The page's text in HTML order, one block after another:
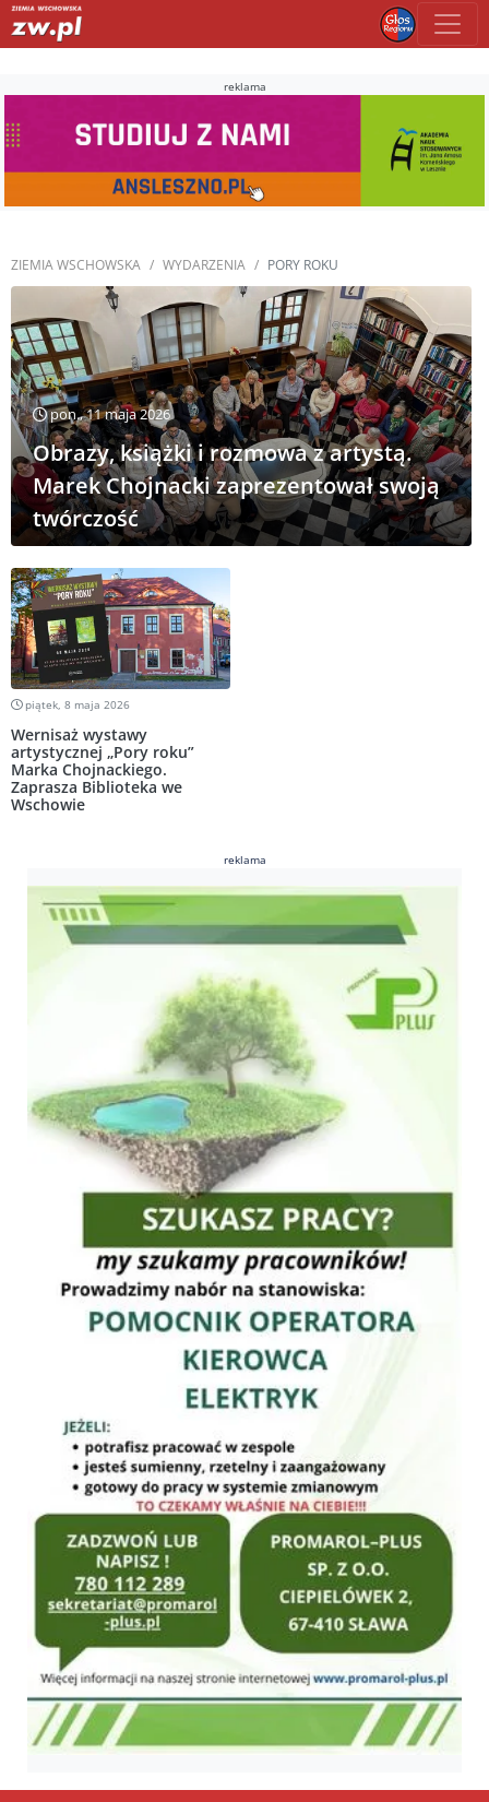
reklama
ZIEMIA WSCHOWSKA WYDARZENIA PORY ROKU
pon., 11 maja 2026
Obrazy, książki i rozmowa z artystą.
Marek Chojnacki zaprezentował swoją
twórczość
piątek, 8 maja 2026
Wernisaż wystawy
artystycznej „Pory roku”
Marka Chojnackiego.
Zaprasza Biblioteka we
Wschowie
reklama